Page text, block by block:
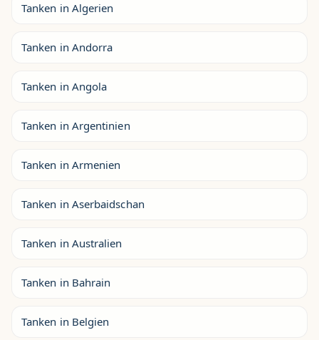
Tanken in Algerien
Tanken in Andorra
Tanken in Angola
Tanken in Argentinien
Tanken in Armenien
Tanken in Aserbaidschan
Tanken in Australien
Tanken in Bahrain
Tanken in Belgien